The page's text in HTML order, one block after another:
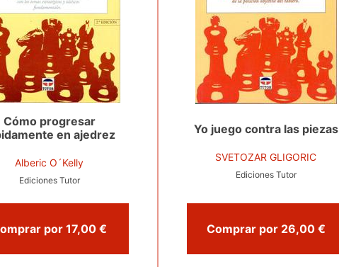
Cómo progresar
en ajedrez
Alberic O´Kelly
Ediciones Tutor
Comprar por 17,00 €
Yo juego contra las piezas
SVETOZAR GLIGORIC
Ediciones Tutor
Comprar por 26,00 €